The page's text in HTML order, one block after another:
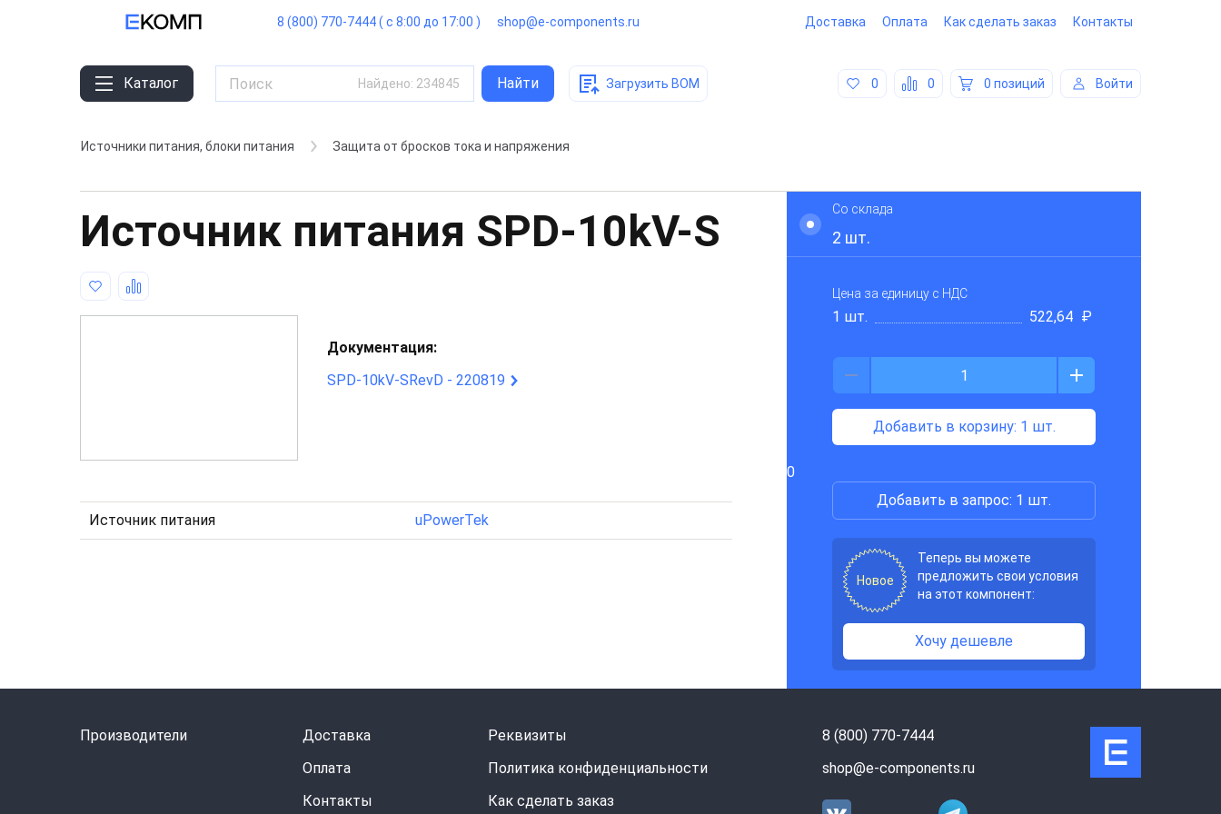
8 (800) 770-7444 ( с 8:00 до 17:00 ) shop@e-components.ru Доставка Оплата Как сделать заказ Контакты
Каталог Найдено: 234845 Найти Загрузить BOM 0 0 0 позиций Войти
Источники питания, блоки питания Защита от бросков тока и напряжения
Источник питания SPD-10kV-S
Документация:
SPD-10kV-SRevD - 220819
Источник питания uPowerTek
Со склада
2 шт.
Цена за единицу с НДС
1 шт. 522,64 ₽
Добавить в корзину: 1 шт.
0
Добавить в запрос: 1 шт.
Новое
Теперь вы можете
предложить свои условия
на этот компонент:
Хочу дешевле
Производители
Доставка
Оплата
Контакты
Реквизиты
Политика конфиденциальности
Как сделать заказ
8 (800) 770-7444
shop@e-components.ru